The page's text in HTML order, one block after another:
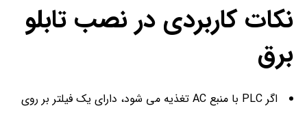
نکات کاربردی در نصب تابلو
برق
اگر PLC با منبع AC تغذیه می شود، دارای یک فیلتر بر روی